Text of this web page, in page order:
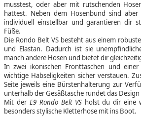
musstest, oder aber mit rutschenden
hattest. Neben dem Hosenbund sind aber
individuell einstellbar und garantieren dir
Füße.
Die Rondo Belt VS besteht aus einem
und Elastan. Dadurch ist sie
manch andere Hosen und bietet dir
In zwei ikonischen Fronttaschen und einer
wichtige Habseligkeiten sicher verstauen.
Seite jeweils eine Bürstenhalterung zur
unterhalb der Gesäßtasche rundet das
Mit der E9 Rondo Belt VSholst du dir eine
besonders stylische Kletterhose mit ins Boot.